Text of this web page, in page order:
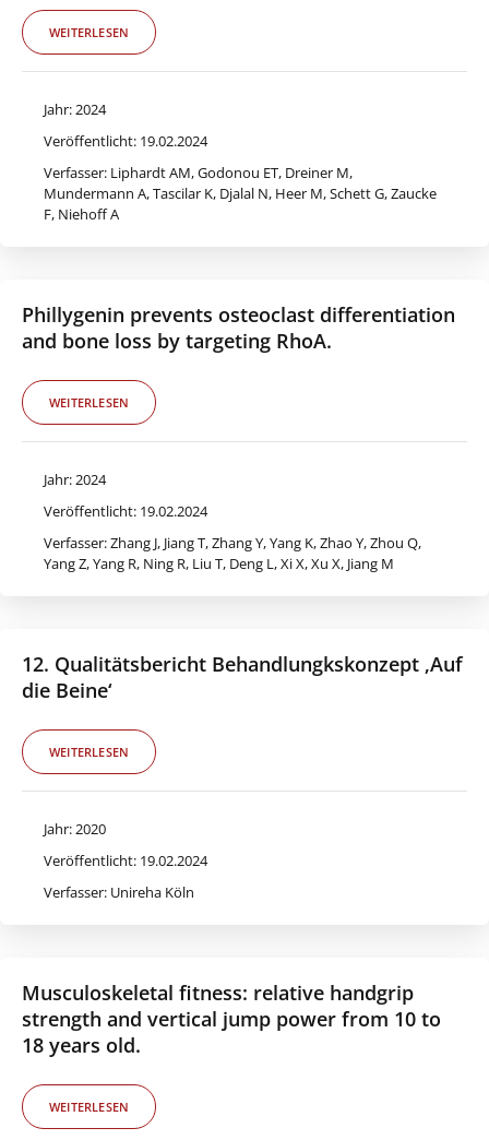
WEITERLESEN
Jahr: 2024
Veröffentlicht: 19.02.2024
Verfasser: Liphardt AM, Godonou ET, Dreiner M,
Mundermann A, Tascilar K, Djalal N, Heer M, Schett G, Zaucke
F, Niehoff A
Phillygenin prevents osteoclast differentiation
and bone loss by targeting RhoA.
WEITERLESEN
Jahr: 2024
Veröffentlicht: 19.02.2024
Verfasser: Zhang J, Jiang T, Zhang Y, Yang K, Zhao Y, Zhou Q,
Yang Z, Yang R, Ning R, Liu T, Deng L, Xi X, Xu X, Jiang M
12. Qualitätsbericht Behandlungkskonzept ‚Auf
die Beine‘
WEITERLESEN
Jahr: 2020
Veröffentlicht: 19.02.2024
Verfasser: Unireha Köln
Musculoskeletal fitness: relative handgrip
strength and vertical jump power from 10 to
18 years old.
WEITERLESEN